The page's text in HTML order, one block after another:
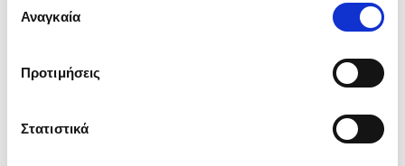
ενδιαφέρουν και να επιλέξετε από τα παρακάτω με την
΄΄και να ενημερωθείτε σχετικά με
συγκατάθεσης
Αναγκαία
Προτιμήσεις
Στατιστικά